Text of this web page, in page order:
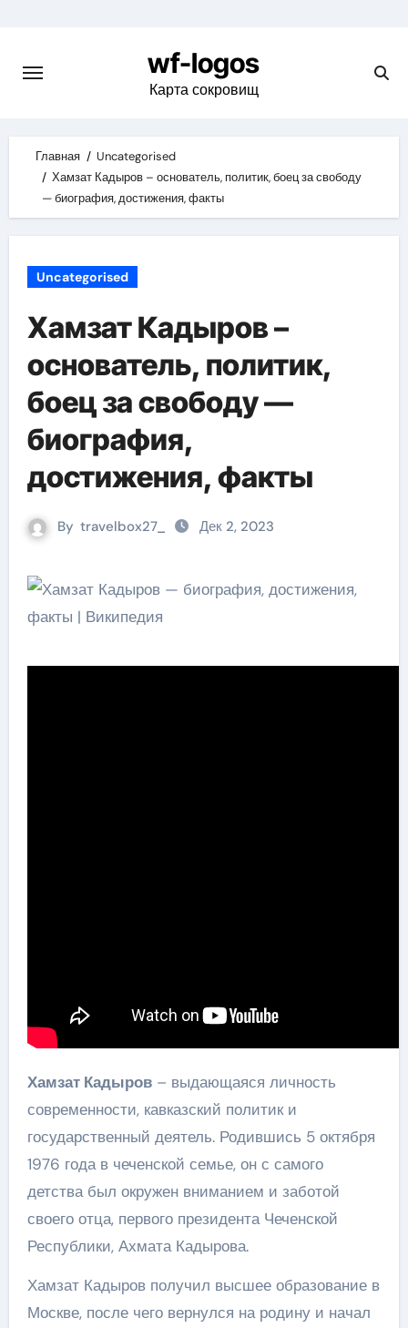
content
wf-logos
Карта сокровищ
Главная
Uncategorised
Хамзат Кадыров – основатель, политик, боец за свободу
— биография, достижения, факты
Uncategorised
Хамзат Кадыров –
основатель, политик,
боец за свободу —
биография,
достижения, факты
By travelbox27_ Дек 2, 2023
Хамзат Кадыров– выдающаяся личность
современности, кавказский политик и
государственный деятель. Родившись 5 октября
1976 года в чеченской семье, он с самого
детства был окружен вниманием и заботой
своего отца, первого президента Чеченской
Республики, Ахмата Кадырова.
Хамзат Кадыров получил высшее образование в
Москве, после чего вернулся на родину и начал